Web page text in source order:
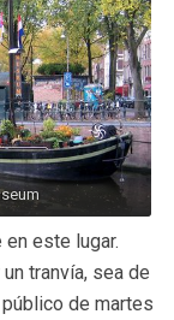
este lugar.
tranvía, sea de
de martes